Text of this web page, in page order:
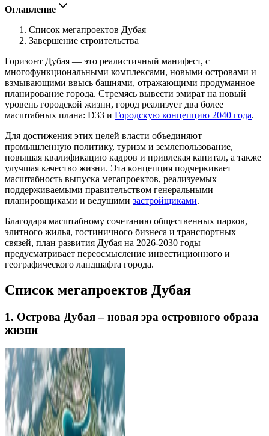
Оглавление
Список мегапроектов Дубая
Завершение строительства
Горизонт Дубая — это реалистичный манифест, с
многофункциональными комплексами, новыми островами и
взмывающими ввысь башнями, отражающими продуманное
планирование города. Стремясь вывести эмират на новый
уровень городской жизни, город реализует два более
масштабных плана: D33 и Городскую концепцию 2040 года.
Для достижения этих целей власти объединяют
промышленную политику, туризм и землепользование,
повышая квалификацию кадров и привлекая капитал, а также
улучшая качество жизни. Эта концепция подчеркивает
масштабность выпуска мегапроектов, реализуемых
поддерживаемыми правительством генеральными
планировщиками и ведущими застройщиками.
Благодаря масштабному сочетанию общественных парков,
элитного жилья, гостиничного бизнеса и транспортных
связей, план развития Дубая на 2026-2030 годы
предусматривает переосмысление инвестиционного и
географического ландшафта города.
Список мегапроектов Дубая
1. Острова Дубая – новая эра островного образа
жизни